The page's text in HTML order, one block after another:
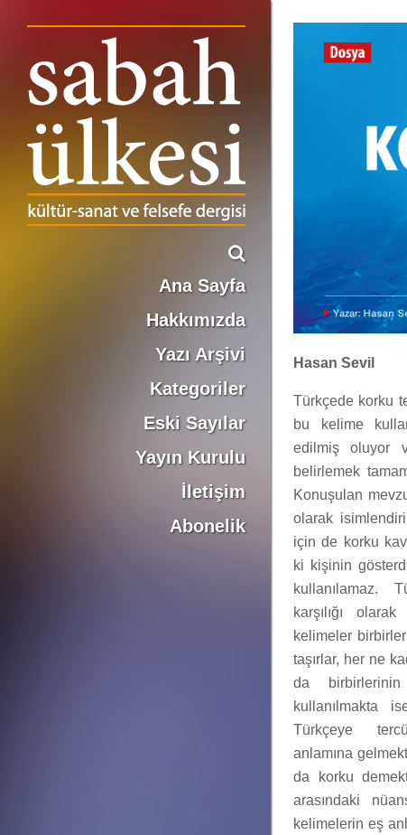
Ana Sayfa
Hakkımızda
Yazı Arşivi
Kategoriler
Eski Sayılar
Yayın Kurulu
İletişim
Abonelik
Hasan Sevil
Türkçede korku
bu kelime
edilmiş oluyor
belirlemek
Konuşulan
olarak
için de korku
ki kişinin
kullanılamaz.
karşılığı
kelimeler
taşırlar, her ne
da
kullanılmakta
Türkçeye
anlamına
da korku
arasındaki
kelimelerin eş